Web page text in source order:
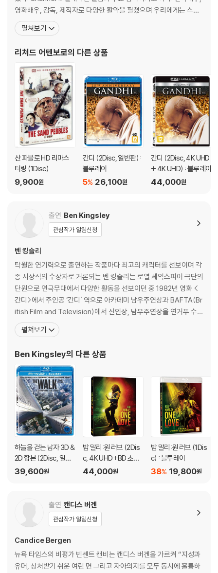
생할 수 있음을 알려드립니다.
※ 디스크 외관 불량
있으며, 상품의 불량이 아닙니다. 단, 재생에 이상이 있는 경우에는 불량으
로 인한 반품/교환이 가능합니다.
※ 교환/반품 안내
1) 불량으로 인한 교환/반품 요청 시에는 불량 확인을 위해 개봉 시의 동영
상을 요청할 수 있으며, 동영상이 없는 경우 교환/반품이 제한될 수 있습니
관련 사진과 동영상 및 재생 기기 모델명을 첨부하여 첨부하여 고객센터에
문의 바랍니다.
2) 사양 오인지, 오 구매, 변심 사유로의 반품은 제품 개봉 전에만 운임비
부담 후 처리 가능합니다.
3) 스틸북 한정판, 초회 한정판의 경우 제작 수량이 한정되어 있고, 택배
4) 한정판 상품의 변심, 오구매로 인한 반품은 회송된 상품의 상태 확인 후
진행이 가능합니다. 택배 이동 중 파손이 발생하지 않도록 완충 포장을 부
탁드립니다.
드어, 핀란드어, 프랑스어, 독일어, 이탈리아어, 노르웨이어, 포르투갈어,
* 화면비율: WIDESCREEN 2.39:1
DISC 3 블루레이
* 오디오: 영어 TRUEHD 5.1, 태국어 5.1,
* 본편 자막: 한국어, 영어, 중국어, 태국어
* 스페셜 피쳐 자막: 한국어, 중국어, 태국어
* 화면비율: Widescreen 2.35:1
* 디스크 타입: BD-50 DUAL LAYER
DISC 4 블루레이
* 오디오: 영어 2.0
* 자 막: 한국어, 영어, 중국어, 네덜란드어, 프랑스어, 독일어, 이탈리아어,
포르투갈어, 스페인어,
SPECIAL FEATURES
DISC 3
* Director's Commentary
* Introduction by Sir Richard Attenborough
* Gandhi's Legacy: A Picture-in-Graphics Track (한글 자막 없음)
DISC 4
* Designing Gandhi
* From the Director's Chair
* In Search of Gandhi
* Interview Ben Kingsley talks about Gandhi
* Looking Back
* Madeleine Slade: An Englishwoman Abroad
* Reflections on Ben
* Shooting an Epic in India
* The Funeral
* The Words of Mahatma Gandhi
* The Making of Gandhi Photo Montage
영화배우, 감독, 제작자로 다양한 활약을 펼쳤으며 우리에게는 스필
버그의 <쥬라기 공원> 1, 2편, 존 휴즈 감독의 <34번가의 기적> 등
으로 알려진 배우이다. 대표작인 <간디> 외에도 <코러스 라인><자
작품의 감독을
펼쳐보기
리처드 어텐보로의 다른 상품
산 파블로 HD 리마스
터링 (1Disc)
9,900원
간디 (2Disc, 일반판) :
블루레이
26,100원
5%
간디 (2Disc, 4K UHD
+ 4K UHD) : 블루레이
44,000원
출연 Ben Kingsley
관심작가 알림신청
벤 킹슬리
탁월한 연기력으로 출연하는 작품마다 최고의 캐릭터를 선보이며 각
종 시상식의 수상자로 거론되는 벤 킹슬리는 로열 셰익스피어 극단의
단원으로 연극무대에서 다양한 활동을 선보이던 중 1982년 영화 <
간디>에서 주인공 ‘간디` 역으로 아카데미 남우주연상과 BAFTA(Br
itish Film and Television)에서 신인상, 남우주연상을 연거푸 수상
하며 명배우로서의 입지를 확고히 다졌다. <간디> 이후 세계 최고의
감독들과 쉴 새 없이 작업해온 벤 킹슬리는 매 작품마다 전혀 다른 다
미 남우조연상 후보에 오른
펼쳐보기
Ben Kingsley의 다른 상품
하늘을 걷는 남자 3D &
2D 합본 (2Disc, 일반
판) : 블루레이
39,600원
밥 말리:원 러브 (2Dis
c, 4K UHD+BD 초도
한정 슬립케이스 한정
44,000원
밥 말리:원 러브 (1Dis
c) : 블루레이
19,800원
38%
출연 캔디스 버겐
관심작가 알림신청
Candice Bergen
뉴욕 타임스의 비평가 빈센트 캔비는 캔디스 버겐을 가르켜 “지성과
유머, 상처받기 쉬운 여린 면 그리고 자아의지를 모두 동시에 훌륭하